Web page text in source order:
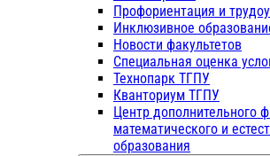
Профориентация и
Инклюзивное
Новости факультетов
Специальная оценка
Технопарк ТГПУ
Кванториум ТГПУ
Центр дополнительного
математического и
образования